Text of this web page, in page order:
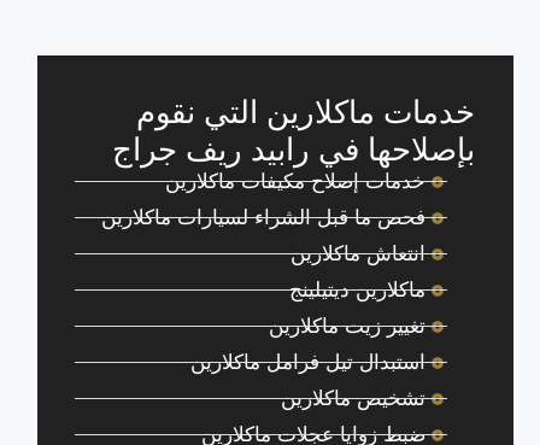
خدمات ماكلارين التي نقوم
بإصلاحها في رابيد ريف جراج
خدمات إصلاح مكيفات ماكلارين
فحص ما قبل الشراء لسيارات ماكلارين
انتعاش ماكلارين
ماكلارين ديتيلينج
تغيير زيت ماكلارين
استبدال تيل فرامل ماكلارين
تشخيص ماكلارين
ضبط زوايا عجلات ماكلارين